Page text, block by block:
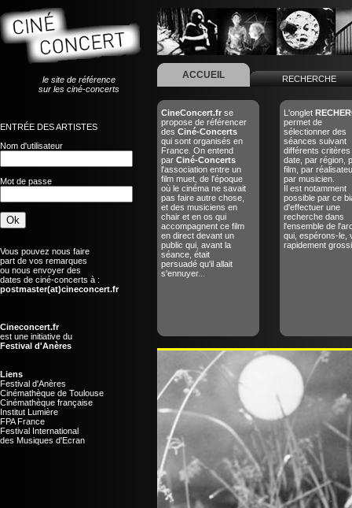
le site de référence
sur les ciné-concerts
ENTRÉE DES ARTISTES
Nom d'utilisateur
Mot de passe
Vous pouvez nous faire
part de vos remarques
ou nous envoyer des
dates de ciné-concerts à :
postmaster(at)cineconcert.fr
Cineconcert.fr
est une initiative du
Festival d'Anères
Liens
Festival d'Anères
Cinémathèque de Toulouse
Cinémathèque française
Institut Lumière
FPA France
Festival International
des Musiques d'Ecran
ACCUEIL RECHERCHE
CineConcert.fr se
propose de référencer
des Ciné-Concerts
qui sont organisés en
France. On entend
par Ciné-Concerts
l'association entre un
film muet, de l'époque
où le cinéma ne savait
pas faire autre chose,
et des musiciens en
chair et en os qui
accompagnent ce film
en direct devant un
public qui, avant la
séance, était
persuadé qu'il allait
s'ennuyer...
L'onglet
permet de
sélectionner des
séances suivant
différents critères
date, par région,
film, par
par musicien.
Il est notamment
possible par ce
d'effectuer une
recherche dans
l'ensemble de
qui, espérons-le,
rapidement